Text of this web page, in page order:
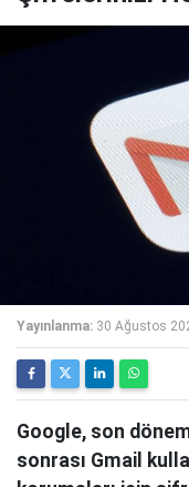
Yayınlanma: 30 Ağustos
Google, son
sonrası Gmail